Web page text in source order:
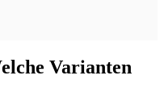
Varianten